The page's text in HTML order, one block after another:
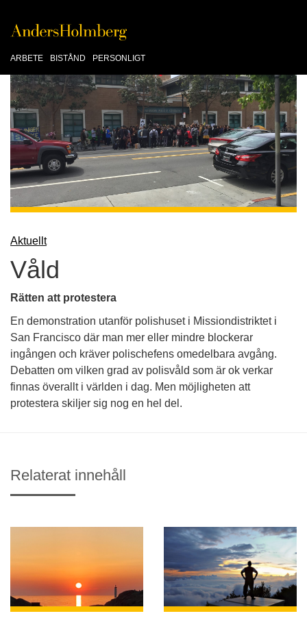
ARBETE BISTÅND PERSONLIGT
Aktuellt
Våld
Rätten att protestera
En demonstration utanför polishuset i Missiondistriktet i
San Francisco där man mer eller mindre blockerar
ingången och kräver polischefens omedelbara avgång.
Debatten om vilken grad av polisvåld som är ok verkar
finnas överallt i världen i dag. Men möjligheten att
protestera skiljer sig nog en hel del.
Relaterat innehåll